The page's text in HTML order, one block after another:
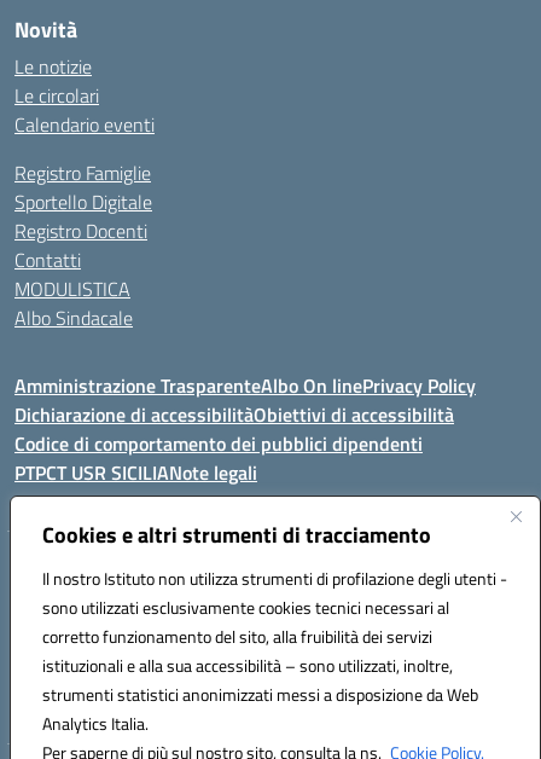
Cookies e altri strumenti di tracciamento
Il nostro Istituto non utilizza strumenti di profilazione degli utenti -
sono utilizzati esclusivamente cookies tecnici necessari al
corretto funzionamento del sito, alla fruibilità dei servizi
istituzionali e alla sua accessibilità – sono utilizzati, inoltre,
strumenti statistici anonimizzati messi a disposizione da Web
Analytics Italia.
Per saperne di più sul nostro sito, consulta la ns. Cookie Policy.
Novità
Le notizie
Le circolari
Calendario eventi
Registro Famiglie
Sportello Digitale
Registro Docenti
Contatti
MODULISTICA
Albo Sindacale
Amministrazione TrasparenteAlbo On linePrivacy Policy
Dichiarazione di accessibilitàObiettivi di accessibilità
Codice di comportamento dei pubblici dipendenti
PTPCT USR SICILIANote legali
Indirizzo:
Via Enrico Fermi, 4 - Cefalù
Centralino:0921421242 Email:PAIC8AJ008@istruzione.it
Posta elettronica certificata (PEC):PAIC8AJ008@pec.istruzione.it
Codice fiscale: 82000590826
Codice meccanografico: PAIC8AJ008